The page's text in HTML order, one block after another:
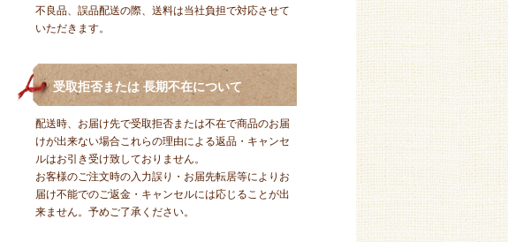
不良品、誤品配送の際、送料は当社負担で対応させて
いただきます。
受取拒否または 長期不在について
配送時、お届け先で受取拒否または不在で商品のお届
けが出来ない場合これらの理由による返品・キャンセ
ルはお引き受け致しておりません。
お客様のご注文時の入力誤り・お届先転居等によりお
届け不能でのご返金・キャンセルには応じることが出
来ません。予めご了承ください。